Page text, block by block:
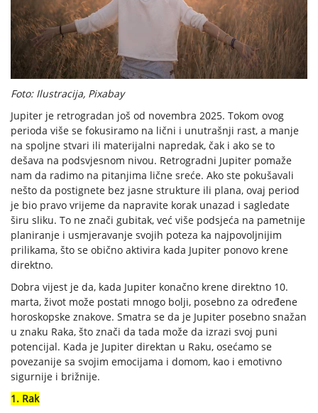
Foto: Ilustracija, Pixabay
Jupiter je retrogradan još od novembra 2025. Tokom ovog
perioda više se fokusiramo na lični i unutrašnji rast, a manje
na spoljne stvari ili materijalni napredak, čak i ako se to
dešava na podsvjesnom nivou. Retrogradni Jupiter pomaže
nam da radimo na pitanjima lične sreće. Ako ste pokušavali
nešto da postignete bez jasne strukture ili plana, ovaj period
je bio pravo vrijeme da napravite korak unazad i sagledate
širu sliku. To ne znači gubitak, već više podsjeća na pametnije
planiranje i usmjeravanje svojih poteza ka najpovoljnijim
prilikama, što se obično aktivira kada Jupiter ponovo krene
direktno.
Dobra vijest je da, kada Jupiter konačno krene direktno 10.
marta, život može postati mnogo bolji, posebno za određene
horoskopske znakove. Smatra se da je Jupiter posebno snažan
u znaku Raka, što znači da tada može da izrazi svoj puni
potencijal. Kada je Jupiter direktan u Raku, osećamo se
povezanije sa svojim emocijama i domom, kao i emotivno
sigurnije i brižnije.
1. Rak